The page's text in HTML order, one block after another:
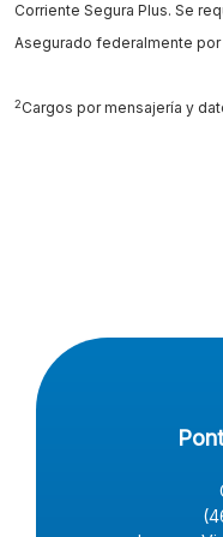
Corriente Segura Plus. Se
Asegurado federalmente por
2Cargos por mensajería y